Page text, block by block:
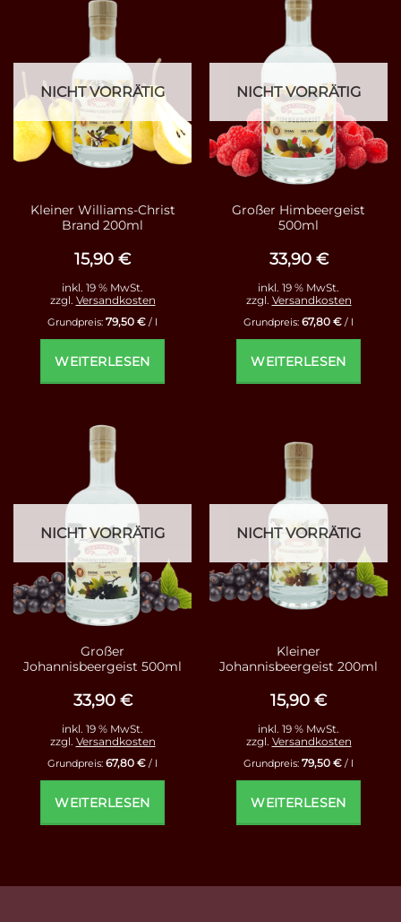
NICHT VORRÄTIG
Kleiner Williams-Christ
Brand 200ml
15,90 €
inkl. 19 % MwSt.
zzgl. Versandkosten
Grundpreis: 79,50 € / l
WEITERLESEN
NICHT VORRÄTIG
Großer Himbeergeist
500ml
33,90 €
inkl. 19 % MwSt.
zzgl. Versandkosten
Grundpreis: 67,80 € / l
WEITERLESEN
NICHT VORRÄTIG
Großer
Johannisbeergeist 500ml
33,90 €
inkl. 19 % MwSt.
zzgl. Versandkosten
Grundpreis: 67,80 € / l
WEITERLESEN
NICHT VORRÄTIG
Kleiner
Johannisbeergeist 200ml
15,90 €
inkl. 19 % MwSt.
zzgl. Versandkosten
Grundpreis: 79,50 € / l
WEITERLESEN